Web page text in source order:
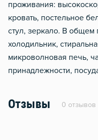
проживания:
кровать, постельное
стул, зеркало. В общем
холодильник,
микроволновая печь,
принадлежности,
Отзывы 0 отзывов